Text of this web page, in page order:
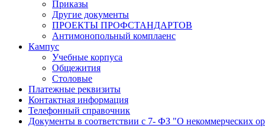
Приказы
Другие документы
ПРОЕКТЫ ПРОФСТАНДАРТОВ
Антимонопольный комплаенс
Кампус
Учебные корпуса
Общежития
Столовые
Платежные реквизиты
Контактная информация
Телефонный справочник
Документы в соответствии с 7- ФЗ "О некоммерческих